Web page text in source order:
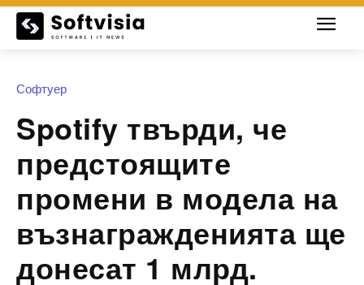
Софтуер
Spotify твърди, че
предстоящите
промени в модела на
възнагражденията ще
донесат 1 млрд.